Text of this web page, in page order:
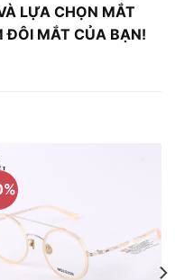
LỰA CHỌN MẮT
ĐÔI MẮT CỦA BẠN!